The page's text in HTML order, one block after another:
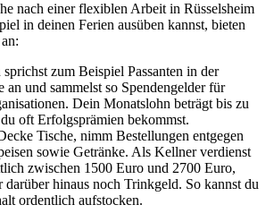
nach einer flexiblen Arbeit in Rüsselsheim
in deinen Ferien ausüben kannst, bieten
sprichst zum Beispiel Passanten in der
an und sammelst so Spendengelder für
Dein Monatslohn beträgt bis zu
oft Erfolgsprämien bekommst.
Tische, nimm Bestellungen entgegen
sowie Getränke. Als Kellner verdienst
zwischen 1500 Euro und 2700 Euro,
darüber hinaus noch Trinkgeld. So kannst du
ordentlich aufstocken.